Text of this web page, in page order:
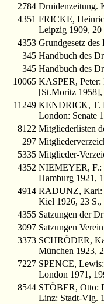
2784 Druidenzeitung.
4351 FRICKE,
Leipzig 1909,
4353 Grundgesetz
345 Handbuch des
345 Handbuch des
10065 KASPER, Peter:
[St.Moritz
11249 KENDRICK, T.
London: Senate
8122 Mitgliederlisten
297
5335 Mitglieder-
4352 NIEMEYER, F.:
Hamburg 1921,
4914 RADUNZ, Karl:
Kiel 1926, 23
4355 Satzungen der
3097 Satzungen
3373 SCHRÖDER,
München 1923,
7227 SPENCE,
London 1971,
8544 STÖBER, Otto:
Linz: Stadt-Vlg.